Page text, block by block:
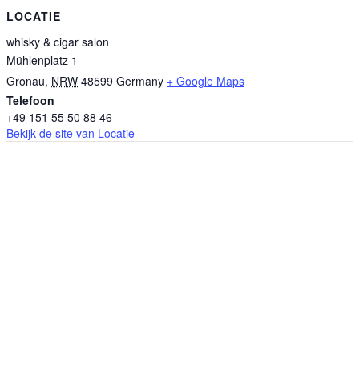
LOCATIE
whisky & cigar salon
Mühlenplatz 1
Gronau, NRW 48599 Germany + Google Maps
Telefoon
+49 151 55 50 88 46
Bekijk de site van Locatie